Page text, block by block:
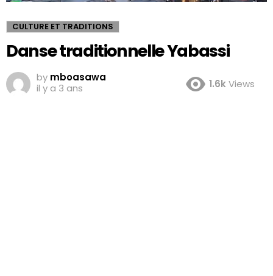
CULTURE ET TRADITIONS
Danse traditionnelle Yabassi
by mboasawa
il y a 3 ans
1.6kViews